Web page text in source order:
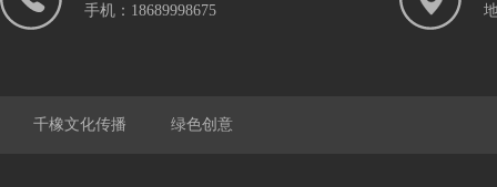
手机：18689998675
千橡文化传播 绿色创意